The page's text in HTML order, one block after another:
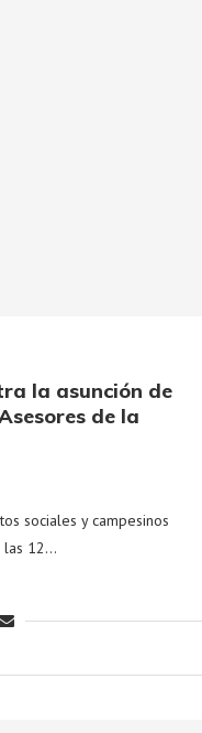
la asunción de
de la
sociales y campesinos
las 12…